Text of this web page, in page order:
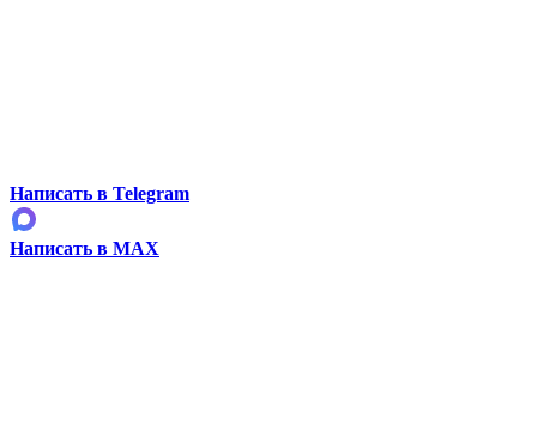
Написать в Telegram
Написать в MAX